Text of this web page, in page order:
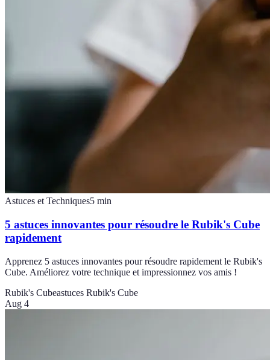
Astuces et Techniques5 min
5 astuces innovantes pour résoudre le Rubik's Cube
rapidement
Apprenez 5 astuces innovantes pour résoudre rapidement le Rubik's
Cube. Améliorez votre technique et impressionnez vos amis !
Rubik's Cubeastuces Rubik's Cube
Aug 4